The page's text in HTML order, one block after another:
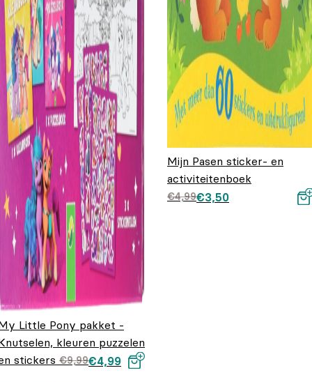
Little Pony pakket -
kleuren puzzelen
stickers €9,99
Oorspronkelijke
€4,99
Huidige
Mijn Pasen sticker- en
activiteitenboek
€4,99
Oorspronkelijke prijs
€3,50
Huidige prijs is: